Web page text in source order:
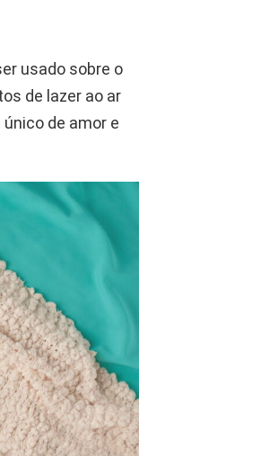
usado sobre o
de lazer ao ar
de amor e